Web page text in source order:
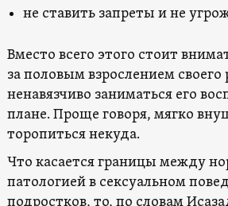
не ставить запреты и не
Вместо всего этого стоит
за половым взрослением своего
ненавязчиво заниматься его
плане. Проще говоря, мягко
торопиться некуда.
Что касается границы между
патологией в сексуальном